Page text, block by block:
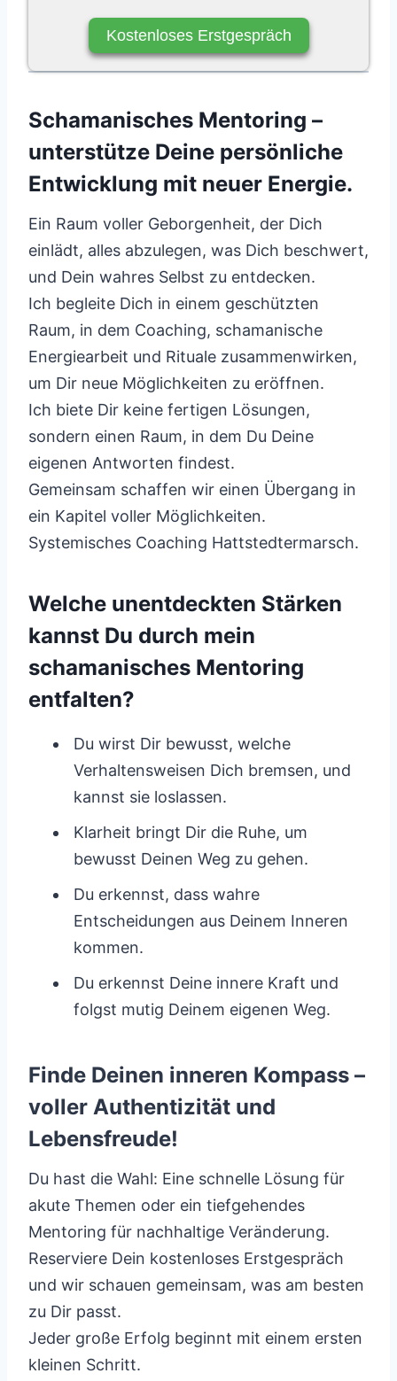
Kostenloses Erstgespräch
Schamanisches Mentoring –
unterstütze Deine persönliche
Entwicklung mit neuer Energie.
Ein Raum voller Geborgenheit, der Dich
einlädt, alles abzulegen, was Dich beschwert,
und Dein wahres Selbst zu entdecken.
Ich begleite Dich in einem geschützten
Raum, in dem Coaching, schamanische
Energiearbeit und Rituale zusammenwirken,
um Dir neue Möglichkeiten zu eröffnen.
Ich biete Dir keine fertigen Lösungen,
sondern einen Raum, in dem Du Deine
eigenen Antworten findest.
Gemeinsam schaffen wir einen Übergang in
ein Kapitel voller Möglichkeiten.
Systemisches Coaching Hattstedtermarsch.
Welche unentdeckten Stärken
kannst Du durch mein
schamanisches Mentoring
entfalten?
Du wirst Dir bewusst, welche
Verhaltensweisen Dich bremsen, und
kannst sie loslassen.
Klarheit bringt Dir die Ruhe, um
bewusst Deinen Weg zu gehen.
Du erkennst, dass wahre
Entscheidungen aus Deinem Inneren
kommen.
Du erkennst Deine innere Kraft und
folgst mutig Deinem eigenen Weg.
Finde Deinen inneren Kompass –
voller Authentizität und
Lebensfreude!
Du hast die Wahl: Eine schnelle Lösung für
akute Themen oder ein tiefgehendes
Mentoring für nachhaltige Veränderung.
Reserviere Dein kostenloses Erstgespräch
und wir schauen gemeinsam, was am besten
zu Dir passt.
Jeder große Erfolg beginnt mit einem ersten
kleinen Schritt.